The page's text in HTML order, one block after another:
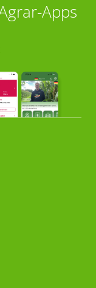
Apps